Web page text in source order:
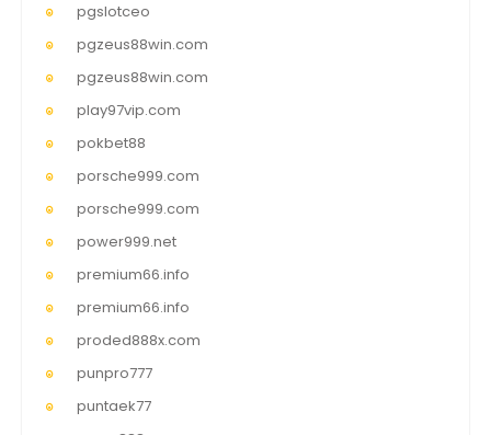
pgslotceo
pgzeus88win.com
pgzeus88win.com
play97vip.com
pokbet88
porsche999.com
porsche999.com
power999.net
premium66.info
premium66.info
proded888x.com
punpro777
puntaek77